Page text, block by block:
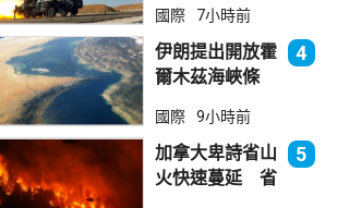
長促加快生產武
器
國際 7小時前
伊朗提出開放霍
爾木茲海峽條
賠償等
4
國際 9小時前
加拿大卑詩省山
火快速蔓延 省
5